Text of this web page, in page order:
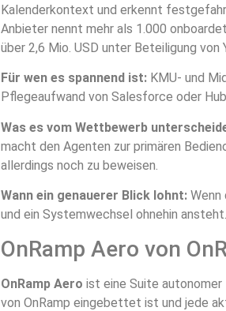
Kalenderkontext und erkennt
Anbieter nennt mehr als 1.000
über 2,6 Mio. USD unter Beteiligung von
Für wen es spannend ist: KMU- und
Pflegeaufwand von Salesforce oder
Was es vom Wettbewerb
macht den Agenten zur primären
allerdings noch zu beweisen.
Wann ein genauerer Blick lohnt: Wenn
und ein Systemwechsel ohnehin ansteht.
OnRamp Aero von
OnRamp Aero ist eine Suite
von OnRamp eingebettet ist und jede